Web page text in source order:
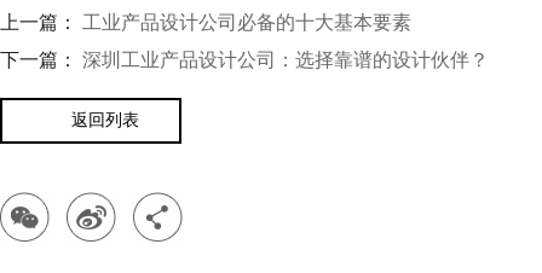
上一篇： 工业产品设计公司必备的十大基本要素
下一篇： 深圳工业产品设计公司：选择靠谱的设计伙伴？
返回列表